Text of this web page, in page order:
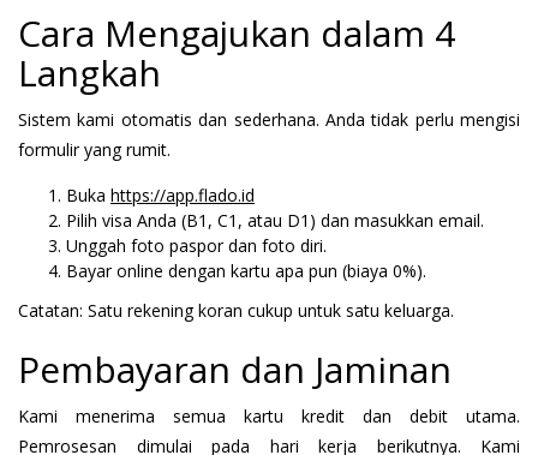
Cara Mengajukan dalam 4
Langkah
Sistem kami otomatis dan sederhana. Anda tidak perlu mengisi
formulir yang rumit.
Buka https://app.flado.id
Pilih visa Anda (B1, C1, atau D1) dan masukkan email.
Unggah foto paspor dan foto diri.
Bayar online dengan kartu apa pun (biaya 0%).
Catatan: Satu rekening koran cukup untuk satu keluarga.
Pembayaran dan Jaminan
Kami menerima semua kartu kredit dan debit utama.
Pemrosesan dimulai pada hari kerja berikutnya. Kami